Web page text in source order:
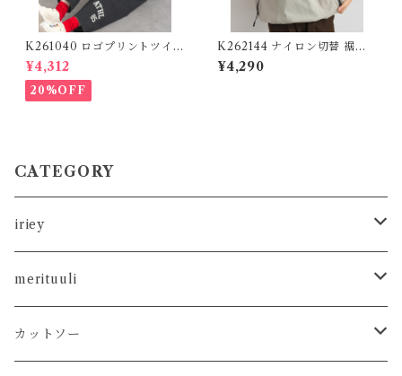
K261040 ロゴプリントツイル
ワークパンツ / Logo Print T
will Work Pants (残りわず
か)
¥4,312
20%OFF
K262144 ナイロン切替 裾ド
ロストプルオーバー / Nylon-
Panel Drawstring-Hem Pul
¥4,290
CATEGORY
iriey
カットソー
タンクトップ
シャツ
merituuli
カットソー
カットソー